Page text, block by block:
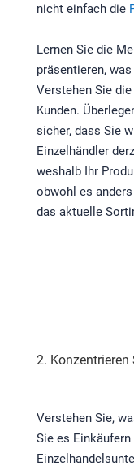
nicht einfach die
Lernen Sie die
präsentieren,
Verstehen Sie die
Kunden.
sicher, dass Sie
Einzelhändler
weshalb Ihr
obwohl es
das aktuelle
2.
Verstehen Sie,
Sie es